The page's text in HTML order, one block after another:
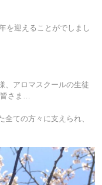
を迎えることがでしまし
、アロマスクールの生徒
皆さま…
ての方々に支えられ、